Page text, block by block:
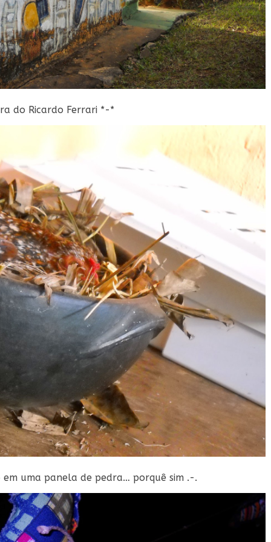
do Ricardo Ferrari *-*
uma panela de pedra… porquê sim .-.